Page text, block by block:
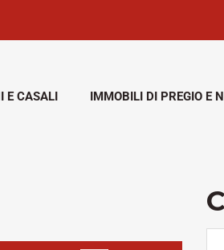
E CASALI IMMOBILI DI PREGIO E